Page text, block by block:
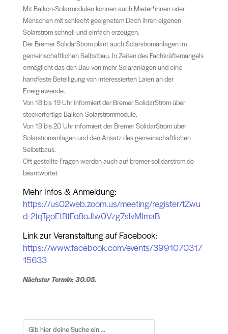
Mit Balkon-Solarmodulen können auch Mieter*innen oder
Menschen mit schlecht geeignetem Dach ihren eigenen
Solarstrom schnell und einfach erzeugen.
Der Bremer SolidarStrom plant auch Solarstromanlagen im
gemeinschaftlichen Selbstbau. In Zeiten des Fachkräftemangels
ermöglicht das den Bau von mehr Solaranlagen und eine
handfeste Beteiligung von interessierten Laien an der
Energiewende.
Von 18 bis 19 Uhr informiert der Bremer SolidarStrom über
steckerfertige Balkon-Solarstrommodule.
Von 19 bis 20 Uhr informiert der Bremer SolidarStrom über
Solarstromanlagen und den Ansatz des gemeinschaftlichen
Selbstbaus.
Oft gestellte Fragen werden auch auf bremer-solidarstrom.de
beantwortet
Mehr Infos & Anmeldung:
https://us02web.zoom.us/meeting/register/tZwu
d-2tqTgoEtBtFo8oJIw0Vzg7slvMImaB
Link zur Veranstaltung auf Facebook:
https://www.facebook.com/events/3991070317
15633
Nächster Termin: 30.05.